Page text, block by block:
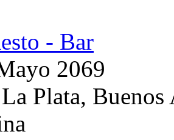
- Bar
2069
Plata, Buenos